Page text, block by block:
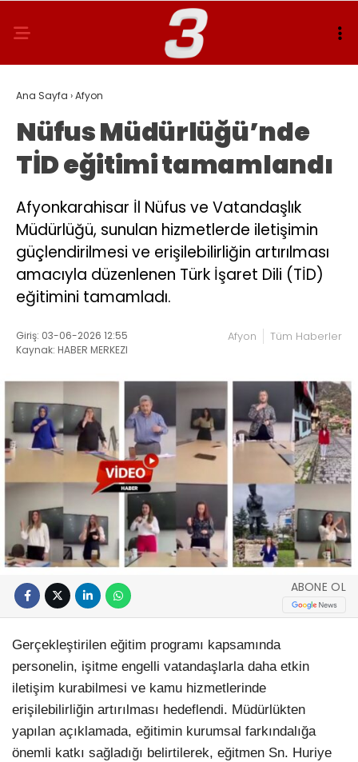
Ana Sayfa ›Afyon
Nüfus Müdürlüğü’nde
TİD eğitimi tamamlandı
Afyonkarahisar İl Nüfus ve Vatandaşlık
Müdürlüğü, sunulan hizmetlerde iletişimin
güçlendirilmesi ve erişilebilirliğin artırılması
amacıyla düzenlenen Türk İşaret Dili (TİD)
eğitimini tamamladı.
Giriş: 03-06-2026 12:55
Kaynak: HABER MERKEZI
Afyon Tüm Haberler
ABONE OL
Gerçekleştirilen eğitim programı kapsamında
personelin, işitme engelli vatandaşlarla daha etkin
iletişim kurabilmesi ve kamu hizmetlerinde
erişilebilirliğin artırılması hedeflendi. Müdürlükten
yapılan açıklamada, eğitimin kurumsal farkındalığa
önemli katkı sağladığı belirtilerek, eğitmen Sn. Huriye